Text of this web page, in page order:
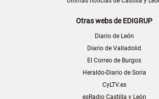
Otras webs de EDIGRUP
Diario de León
Diario de Valladolid
El Correo de Burgos
Heraldo-Diario de Soria
CyLTV.es
esRadio Castilla y León